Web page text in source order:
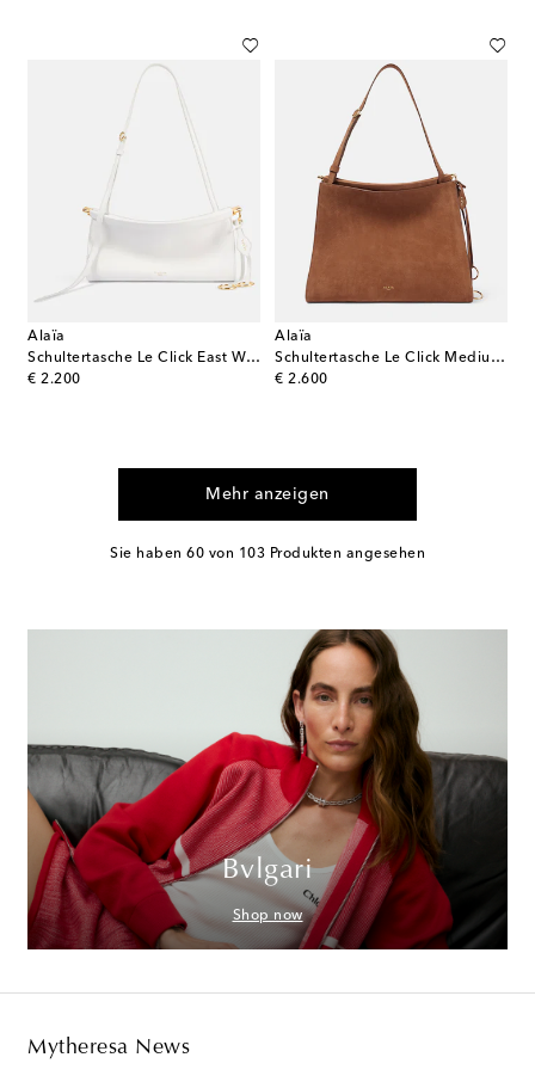
Alaïa
Schultertasche Le Click East West Small aus Leder
€ 2.200
original price
Alaïa
Schultertasche Le Click Medium aus Veloursleder
€ 2.600
original price
Mehr anzeigen
Sie haben 60 von 103 Produkten angesehen
Bvlgari
Shop now
Mytheresa News